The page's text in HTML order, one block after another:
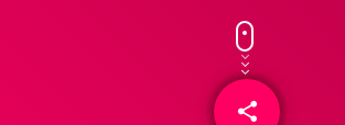
share
email